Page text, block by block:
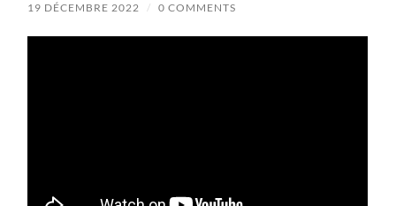
19 DÉCEMBRE 2022 / 0 COMMENTS